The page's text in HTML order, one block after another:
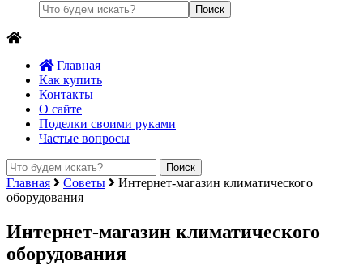
Главная
Как купить
Контакты
О сайте
Поделки своими руками
Частые вопросы
Главная Советы
Интернет-магазин климатического
оборудования
Интернет-магазин климатического
оборудования